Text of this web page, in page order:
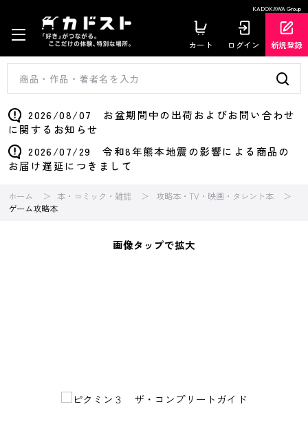
KADOKAWA Group
カート ログイン 新規登録
2026/08/07 お盆期間中の出荷およびお問い合わせ
に関するお知らせ
2026/07/29 令和8年熊本地震の影響による商品の
お届け遅延につきまして
ホーム 本・コミック・雑誌
攻略本・TV・映画・タレント本
ゲーム攻略本
画像タップで拡大